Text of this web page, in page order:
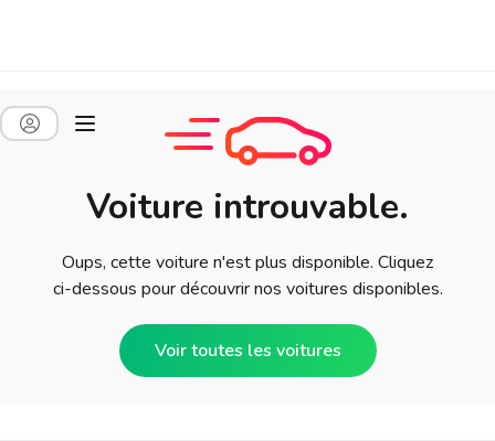
Voiture introuvable.
Oups, cette voiture n'est plus disponible. Cliquez
ci-dessous pour découvrir nos voitures disponibles.
Voir toutes les voitures